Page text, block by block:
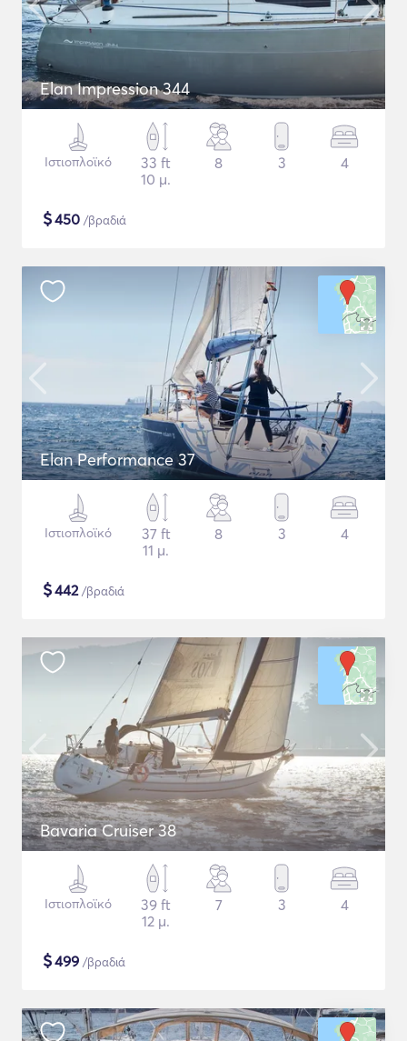
Elan Impression 344
Ιστιοπλοϊκό
33 ft
10 μ.
8 3 4
$450 /βραδιά
Elan Performance 37
Ιστιοπλοϊκό
37 ft
11 μ.
8 3 4
$442/βραδιά
Bavaria Cruiser 38
Ιστιοπλοϊκό
39 ft
12 μ.
7 3 4
$499 /βραδιά